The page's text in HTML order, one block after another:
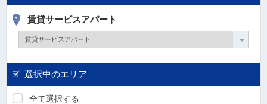
賃貸サービスアパート
選択中のエリア
全て選択する